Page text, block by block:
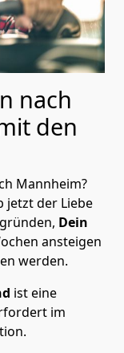
nach
den
Mannheim?
jetzt der Liebe
Dein
ansteigen
werden.
ist eine
im